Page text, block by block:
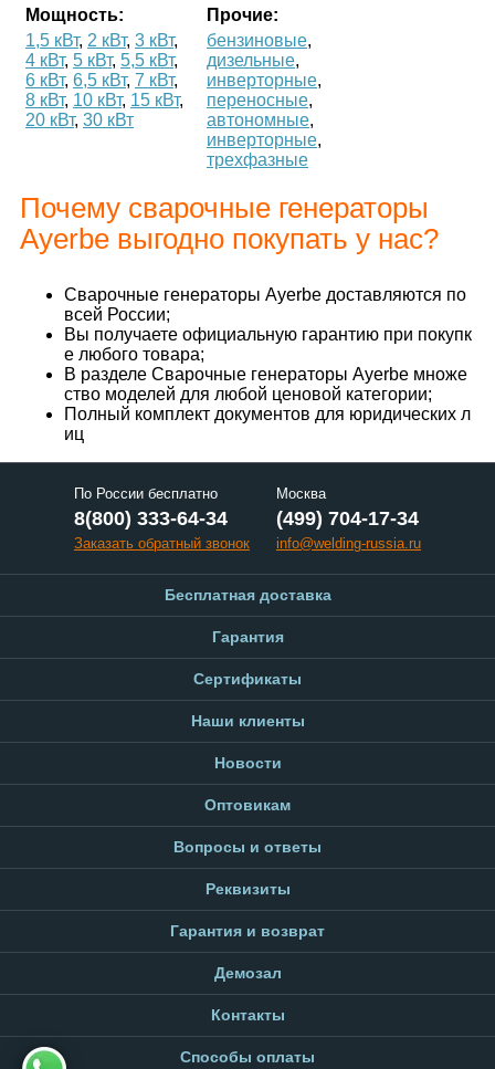
Мощность:
1,5 кВт, 2 кВт, 3 кВт,
4 кВт, 5 кВт, 5,5 кВт,
6 кВт, 6,5 кВт, 7 кВт,
8 кВт, 10 кВт, 15 кВт,
20 кВт, 30 кВт
Прочие:
бензиновые,
дизельные,
инверторные,
переносные,
автономные,
инверторные,
трехфазные
Почему сварочные генераторы
Ayerbe выгодно покупать у нас?
Сварочные генераторы Ayerbe доставляются по
всей России;
Вы получаете официальную гарантию при покупк
е любого товара;
В разделе Сварочные генераторы Ayerbe множе
ство моделей для любой ценовой категории;
Полный комплект документов для юридических л
иц
По России бесплатно
8(800) 333-64-34
Заказать обратный звонок
Москва
(499) 704-17-34
info@welding-russia.ru
Бесплатная доставка
Гарантия
Сертификаты
Наши клиенты
Новости
Оптовикам
Вопросы и ответы
Реквизиты
Гарантия и возврат
Демозал
Контакты
Способы оплаты